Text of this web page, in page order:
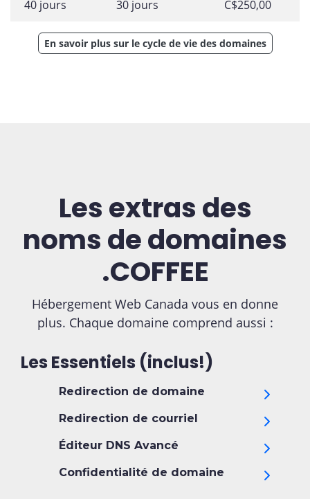
40 jours 30 jours C$250,00
En savoir plus sur le cycle de vie des domaines
Les extras des
noms de domaines
.COFFEE
Hébergement Web Canada vous en donne
plus. Chaque domaine comprend aussi :
Les Essentiels (inclus!)
Redirection de domaine
Redirection de courriel
Éditeur DNS Avancé
Confidentialité de domaine